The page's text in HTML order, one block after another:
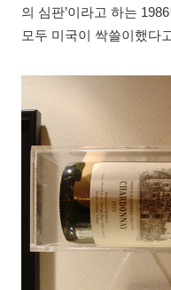
의 심판’이라고 하는
모두 미국이 싹쓸이했다